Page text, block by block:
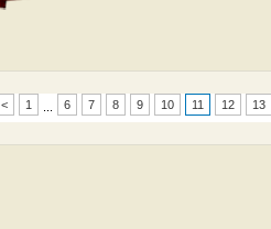
< 1 6 7 8 9 10 11 12 13